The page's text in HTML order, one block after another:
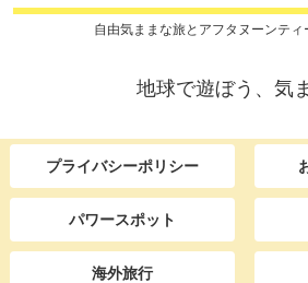
自由気ままな旅とアフタヌーンテ
地球で遊ぼう、気
プライバシーポリシー
パワースポット
海外旅行